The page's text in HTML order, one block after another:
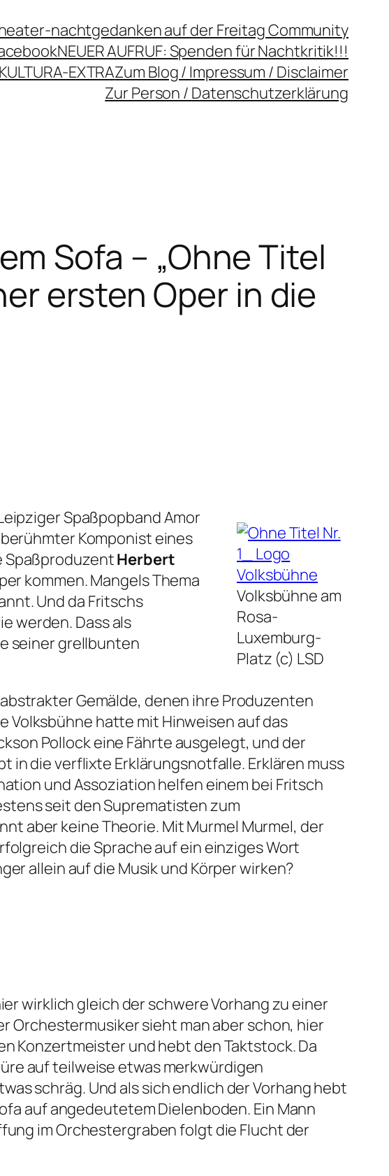
nachtgedanken auf der Freitag Community
NEUER AUFRUF: Spenden für Nachtkritik!!!
EXTRAZum Blog / Impressum / Disclaimer
Zur Person / Datenschutzerklärung
Sofa – „Ohne Titel
ersten Oper in die
Volksbühne am
Rosa-
Luxemburg-
Platz (c) LSD
Spaßpopband Amor
Komponist eines
SpaßproduzentHerbert
kommen. Mangels Thema
Und da Fritschs
werden. Dass als
seiner grellbunten
Gemälde, denen ihre Produzenten
Volksbühne hatte mit Hinweisen auf das
Pollock eine Fährte ausgelegt, und der
die verflixte Erklärungsnotfalle. Erklären muss
und Assoziation helfen einem bei Fritsch
seit den Suprematisten zum
aber keine Theorie. MitMurmel Murmel, der
die Sprache auf ein einziges Wort
allein auf die Musik und Körper wirken?
wirklich gleich der schwere Vorhang zu einer
Orchestermusiker sieht man aber schon, hier
Konzertmeister und hebt den Taktstock. Da
auf teilweise etwas merkwürdigen
schräg. Und als sich endlich der Vorhang hebt
auf angedeutetem Dielenboden. Ein Mann
im Orchestergraben folgt die Flucht der